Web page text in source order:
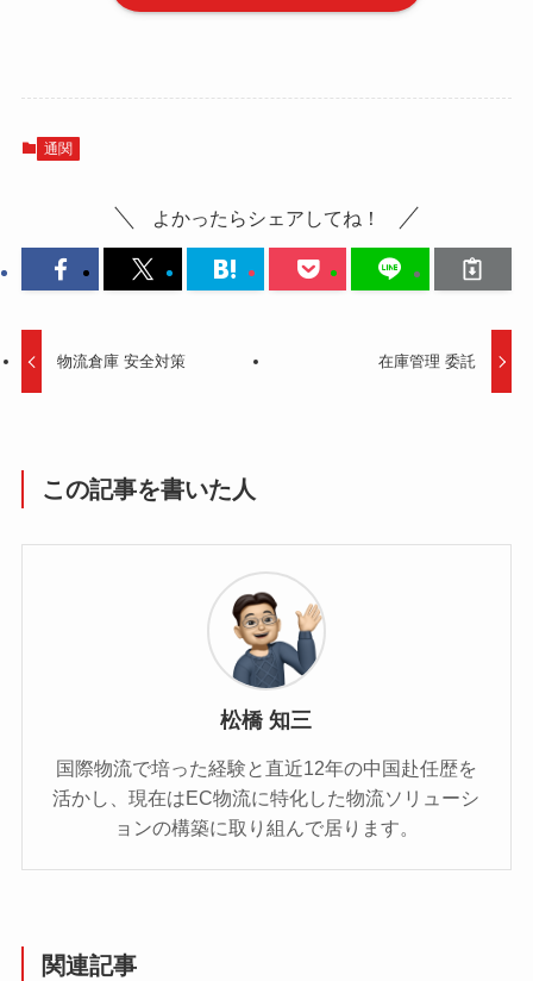
通関
よかったらシェアしてね！
物流倉庫 安全対策 在庫管理 委託
この記事を書いた人
松橋 知三
国際物流で培った経験と直近12年の中国赴任歴を
活かし、現在はEC物流に特化した物流ソリューシ
ョンの構築に取り組んで居ります。
関連記事